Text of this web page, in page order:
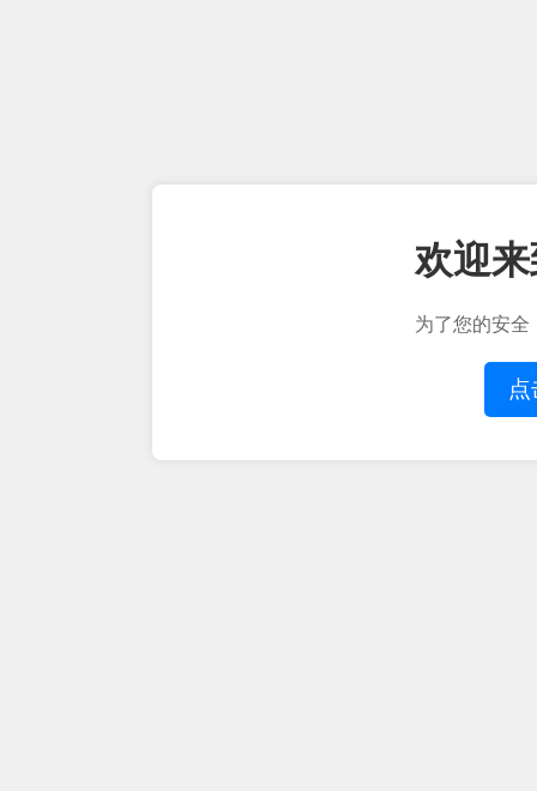
欢迎
为了您的安全